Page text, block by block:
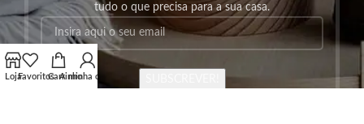
tudo o que precisa para a sua casa.
LojaFavoritosCarrinho
A minha conta